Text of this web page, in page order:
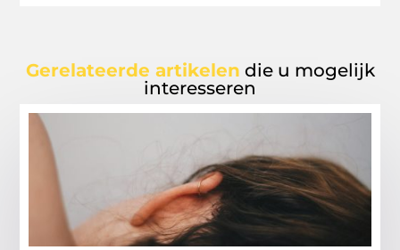
Gerelateerde artikelen die u mogelijk
interesseren